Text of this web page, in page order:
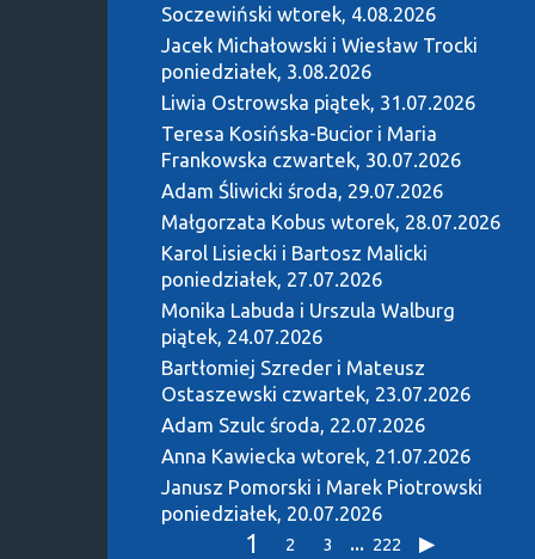
Soczewiński wtorek, 4.08.2026
Jacek Michałowski i Wiesław Trocki
poniedziałek, 3.08.2026
Liwia Ostrowska piątek, 31.07.2026
Teresa Kosińska-Bucior i Maria
Frankowska czwartek, 30.07.2026
Adam Śliwicki środa, 29.07.2026
Małgorzata Kobus wtorek, 28.07.2026
Karol Lisiecki i Bartosz Malicki
poniedziałek, 27.07.2026
Monika Labuda i Urszula Walburg
piątek, 24.07.2026
Bartłomiej Szreder i Mateusz
Ostaszewski czwartek, 23.07.2026
Adam Szulc środa, 22.07.2026
Anna Kawiecka wtorek, 21.07.2026
Janusz Pomorski i Marek Piotrowski
poniedziałek, 20.07.2026
1 2 3 ... 222